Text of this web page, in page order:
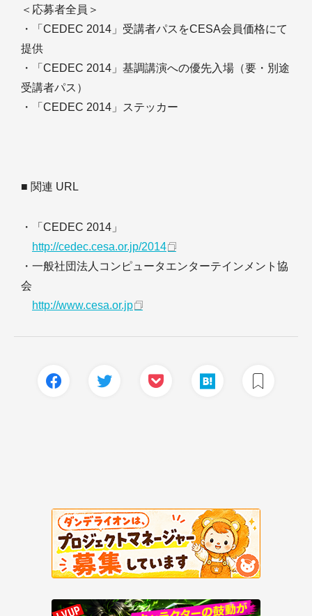
＜応募者全員＞
・「CEDEC 2014」受講者パスをCESA会員価格にて
提供
・「CEDEC 2014」基調講演への優先入場（要・別途
受講者パス）
・「CEDEC 2014」ステッカー
■ 関連 URL
・「CEDEC 2014」
http://cedec.cesa.or.jp/2014
・一般社団法人コンピュータエンターテインメント協
会
http://www.cesa.or.jp